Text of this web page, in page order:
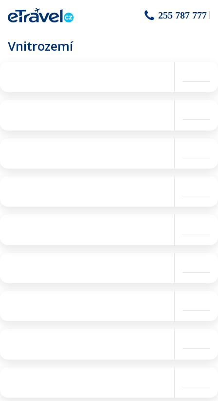
255 787 777
Vnitrozemí